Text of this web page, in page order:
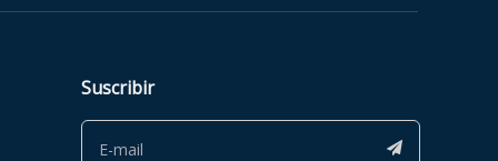
Suscribir